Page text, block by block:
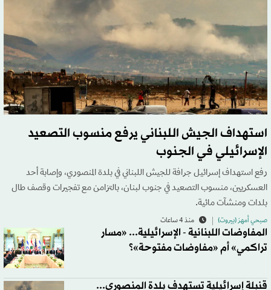
استهداف الجيش اللبناني يرفع منسوب التصعيد
الإسرائيلي في الجنوب
رفع استهداف إسرائيل جرافة للجيش اللبناني في بلدة المنصوري، وإصابة أحد
العسكريين، منسوب التصعيد في جنوب لبنان، بالتزامن مع تفجيرات وقصف طال
بلدات ومنشآت مائية.
صبحي أمهز (بيروت) منذ 4 ساعات
المفاوضات اللبنانية - الإسرائيلية... «مسار
تراكمي» أم «مفاوضات مفتوحة»؟
قنبلة إسرائيلية تستهدف بلدة المنصوري...